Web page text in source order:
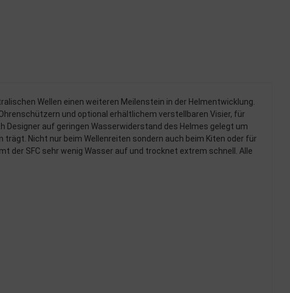
Wellen einen weiteren Meilenstein in der Helmentwicklung.
und optional erhältlichem verstellbaren Visier, für
Designer auf geringen Wasserwiderstand des Helmes gelegt um
Nicht nur beim Wellenreiten sondern auch beim Kiten oder für
der SFC sehr wenig Wasser auf und trocknet extrem schnell. Alle